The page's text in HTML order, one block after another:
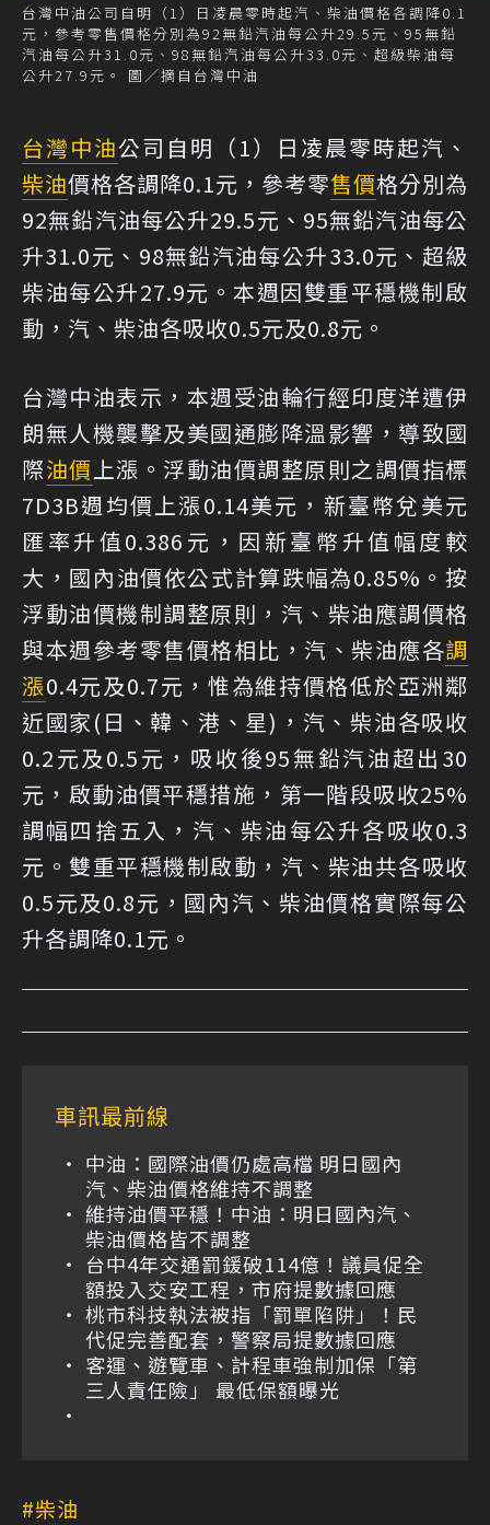
台灣中油公司自明（1）日凌晨零時起汽、柴油價格各調降0.1
元，參考零售價格分別為92無鉛汽油每公升29.5元、95無鉛
汽油每公升31.0元、98無鉛汽油每公升33.0元、超級柴油每
公升27.9元。 圖／摘自台灣中油
台灣中油公司自明（1）日凌晨零時起汽、
柴油價格各調降0.1元，參考零售價格分別為
92無鉛汽油每公升29.5元、95無鉛汽油每公
升31.0元、98無鉛汽油每公升33.0元、超級
柴油每公升27.9元。本週因雙重平穩機制啟
動，汽、柴油各吸收0.5元及0.8元。
台灣中油表示，本週受油輪行經印度洋遭伊
朗無人機襲擊及美國通膨降溫影響，導致國
際油價 上漲。浮動油價調整原則之調價指標
7D3B週均價上漲0.14美元，新臺幣兌美元
匯率升值0.386元，因新臺幣升值幅度較
大，國內油價依公式計算跌幅為0.85%。按
浮動油價機制調整原則，汽、柴油應調價格
與本週參考零售價格相比，汽、柴油應各調
漲0.4元及0.7元，惟為維持價格低於亞洲鄰
近國家(日、韓、港、星)，汽、柴油各吸收
0.2元及0.5元，吸收後95無鉛汽油超出30
元，啟動油價平穩措施，第一階段吸收25%
調幅四捨五入，汽、柴油每公升各吸收0.3
元。雙重平穩機制啟動，汽、柴油共各吸收
0.5元及0.8元，國內汽、柴油價格實際每公
升各調降0.1元。
車訊最前線
中油：國際油價仍處高檔 明日國內
汽、柴油價格維持不調整
維持油價平穩！中油：明日國內汽、
柴油價格皆不調整
台中4年交通罰鍰破114億！議員促全
額投入交安工程，市府提數據回應
桃市科技執法被指「罰單陷阱」！民
代促完善配套，警察局提數據回應
客運、遊覽車、計程車強制加保「第
三人責任險」 最低保額曝光
柴油